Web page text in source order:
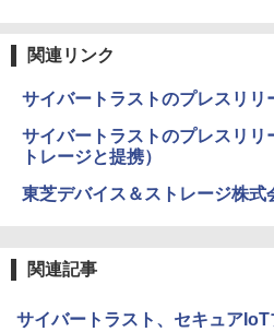
関連リンク
サイバートラストのプレスリリ
サイバートラストのプレスリリ
トレージと提携）
東芝デバイス＆ストレージ株式
関連記事
サイバートラスト、セキュア